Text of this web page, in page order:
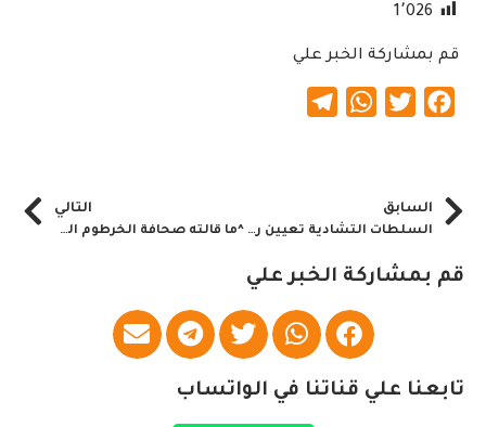
1٬026
قم بمشاركة الخبر علي
Facebook
Twitter
WhatsApp
السابق
السلطات التشادية تعيين رئيساً للوزراء من المعارضة المدنية
التالي
^ما قالته صحافة الخرطوم الصادرة اليوم= الثلاثاء 27 أبريل 2021م^
قم بمشاركة الخبر علي
تابعنا علي قناتنا في الواتساب